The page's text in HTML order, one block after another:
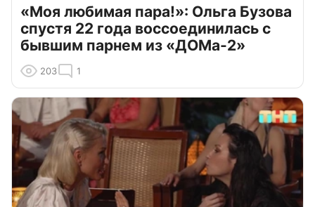
«Моя любимая пара!»: Ольга Бузова
спустя 22 года воссоединилась с
бывшим парнем из «ДОМа-2»
203 1